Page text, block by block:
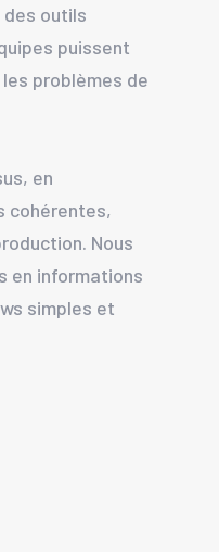
des outils
puissent
problèmes de
en
cohérentes,
Nous
en informations
simples et